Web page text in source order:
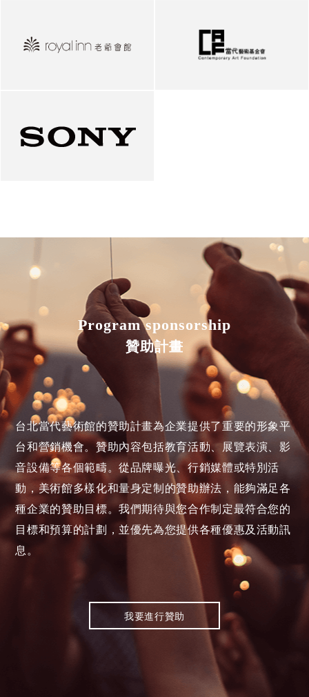
Program sponsorship
贊助計畫
台北當代藝術館的贊助計畫為企業提供了重要的形象平
台和營銷機會。贊助內容包括教育活動、展覽表演、影
音設備等各個範疇。從品牌曝光、行銷媒體或特別活
動，美術館多樣化和量身定制的贊助辦法，能夠滿足各
種企業的贊助目標。我們期待與您合作制定最符合您的
目標和預算的計劃，並優先為您提供各種優惠及活動訊
息。
我要進行贊助